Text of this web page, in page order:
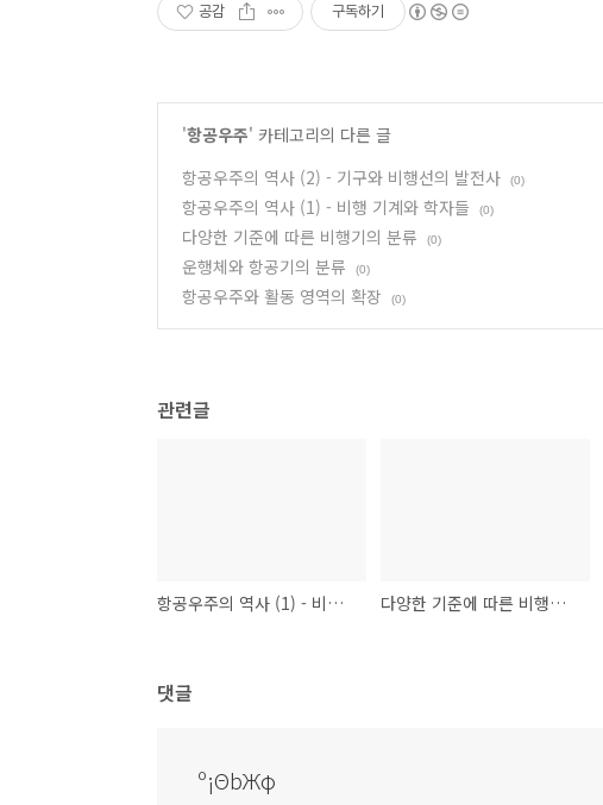
공감 구독하기
'항공우주' 카테고리의 다른 글
항공우주의 역사 (2) - 기구와 비행선의 발전사
(0)
항공우주의 역사 (1) - 비행 기계와 학자들 (0)
다양한 기준에 따른 비행기의 분류 (0)
운행체와 항공기의 분류 (0)
항공우주와 활동 영역의 확장 (0)
관련글
항공우주의 역사 (1) - 비행 기계와 학자들 다양한 기준에 따른 비행기의 분류
댓글
º¡ΘbЖφ